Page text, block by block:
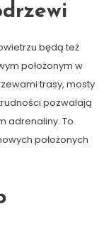
będą też
położonym w
trasy, mosty
pozwalają
adrenaliny. To
położonych